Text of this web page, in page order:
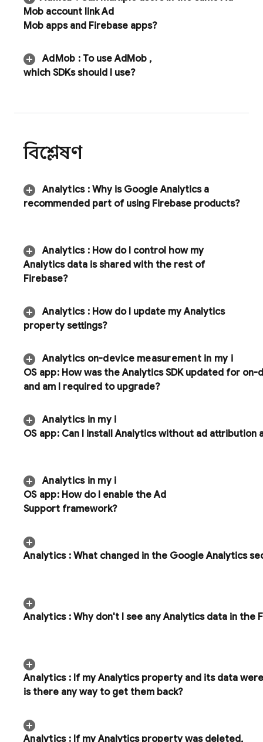
Mob account linkAd
Mob apps and Firebase apps?
AdMob :To useAdMob ,
which SDKs should I use?
বিশ্লেষণ
Analytics:Why is Google Analytics a
recommended part of using Firebase products?
Analytics:How do I control how my
Analyticsdata is shared with the rest of
Firebase?
Analytics:How do I update my Analytics
property settings?
Analyticson-device measurement in my i
OS app:How was the Analytics SDK updated for
and am I required to upgrade?
Analyticsin my i
OS app:Can I installAnalyticswithout ad attribution
Analyticsin my i
OS app:How do I enable the Ad
Support framework?
Analytics:What changed in the Google Analytics
Analytics:Why don't I see anyAnalyticsdata in the
Analytics:If myAnalyticsproperty and its data
is there any way to get them back?
Analytics:If my Analytics property was deleted,